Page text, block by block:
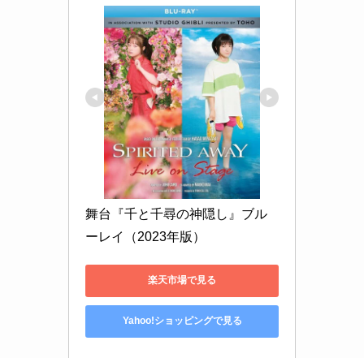
舞台『千と千尋の神隠し』ブル
ーレイ（2023年版）
楽天市場で見る
Yahoo!ショッピングで見る